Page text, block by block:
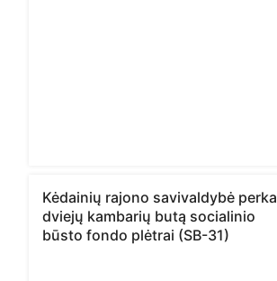
Kėdainių rajono savivaldybė perka
dviejų kambarių butą socialinio
būsto fondo plėtrai (SB-31)